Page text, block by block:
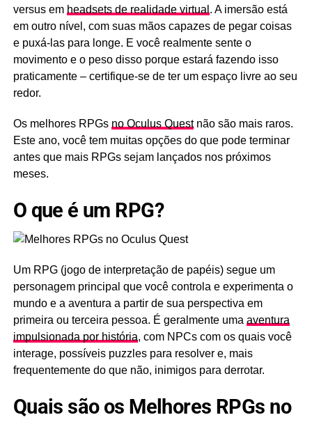
é
um
RPG
de
ação
altamente
no
Oculus
Quest
com
na…
Ver
mais
versus em headsets de realidade virtual . A imersão está
em outro nível, com suas mãos capazes de pegar coisas
e puxá-las para longe. E você realmente sente o
movimento e o peso disso porque estará fazendo isso
praticamente – certifique-se de ter um espaço livre ao seu
redor.
Os melhores RPGs no Oculus Questnão são mais raros.
Este ano, você tem muitas opções do que pode terminar
antes que mais RPGs sejam lançados nos próximos
meses.
O que é um RPG?
Um RPG (jogo de interpretação de papéis) segue um
personagem principal que você controla e experimenta o
mundo e a aventura a partir de sua perspectiva em
primeira ou terceira pessoa. É geralmente uma aventura
impulsionada por história, com NPCs com os quais você
interage, possíveis puzzles para resolver e, mais
frequentemente do que não, inimigos para derrotar.
Quais são os Melhores RPGs no